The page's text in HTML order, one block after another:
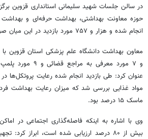
در سالن جلسات شهید سلیمانی استانداری قزوین
انجام شده و هزار و ۷۵۷ مورد بازدید در این میان صورت گرفته است.
و ۷ مورد معرفی به
عنوان کرد: طی بازدید انجام شده رعایت پروتکل‌ها
ماسک ۱۵ درصد بود.
بیش از ۸۰ درصد ارزیابی شده است، ابراز